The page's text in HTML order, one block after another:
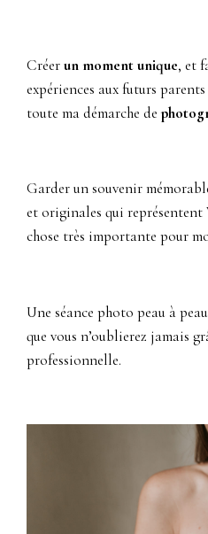
Créerun moment unique, et
expériences aux futurs
toute ma démarche de
Garder un souvenir
et originales qui
chose très importante pour
Une séance photo peau à
que vous n’oublierez jamais
professionnelle.